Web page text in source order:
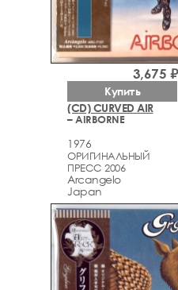
(CD) CURVED AIR
– AIRBORNE
1976
ОРИГИНАЛЬНЫЙ
ПРЕСС 2006
Arcаngelo
Japan
3,675 ₽
Купить